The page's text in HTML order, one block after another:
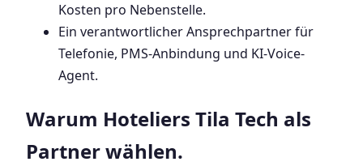
Kosten pro Nebenstelle.
Ein verantwortlicher Ansprechpartner für
Telefonie, PMS-Anbindung und KI-Voice-
Agent.
Warum Hoteliers Tila Tech als
Partner wählen.